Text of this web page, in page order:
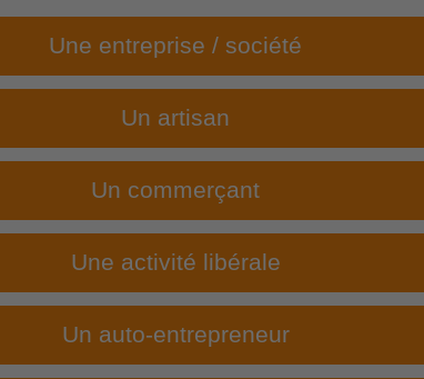
Une entreprise / société
Un artisan
Un commerçant
Une activité libérale
Un auto-entrepreneur